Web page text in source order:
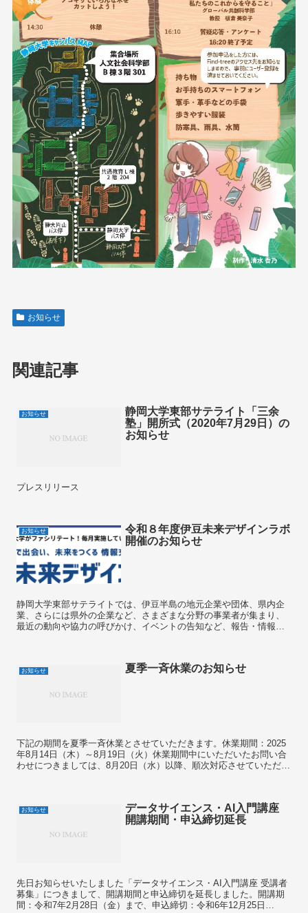
お知らせ
関連記事
お知らせ
静岡大学東部サテライト「三余
塾」開所式（2020年7月29日）の
お知らせ
プレスリリース
お知らせ
令和８年度伊豆未来デザインラボ
開催のお知らせ
静岡大学東部サテライトでは、伊豆半島の地元企業や団体、県内企
業、さらには県外の企業など、さまざまな分野の事業者が集まり、
最近の動向や協力の呼びかけ、イベントの告知など、報告・情報共
お知らせ 夏季一斉休業のお知らせ
下記の期間を夏季一斉休業とさせていただきます。休業期間：2025
年8月14日（木）～8月19日（火）休業期間中にいただいたお問い合
わせにつきましては、8月20日（水）以降、順次対応させていただき
お知らせ
データサイエンス・AI入門講座
開講期間・申込締切延長
先日お知らせいたしました「データサイエンス・AI入門講座 受講者
募集」につきまして、開講期間と申込締切を延長しました。開講期
間：令和7年2月28日（金）まで、申込締切：令和6年12月25日